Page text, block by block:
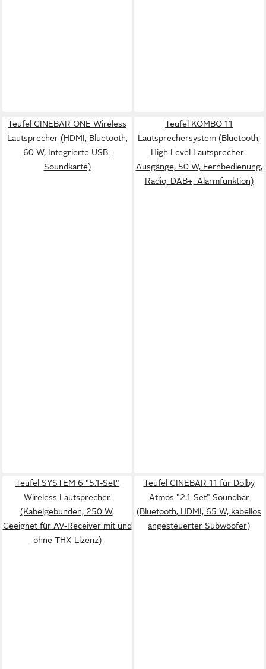
Teufel CINEBAR ONE Wireless
Lautsprecher (HDMI, Bluetooth,
60 W, Integrierte USB-
Soundkarte)
Teufel KOMBO 11
Lautsprechersystem (Bluetooth,
High Level Lautsprecher-
Ausgänge, 50 W, Fernbedienung,
Radio, DAB+, Alarmfunktion)
Teufel SYSTEM 6 "5.1-Set"
Wireless Lautsprecher
(Kabelgebunden, 250 W,
Geeignet für AV-Receiver mit und
ohne THX-Lizenz)
Teufel CINEBAR 11 für Dolby
Atmos "2.1-Set" Soundbar
(Bluetooth, HDMI, 65 W, kabellos
angesteuerter Subwoofer)